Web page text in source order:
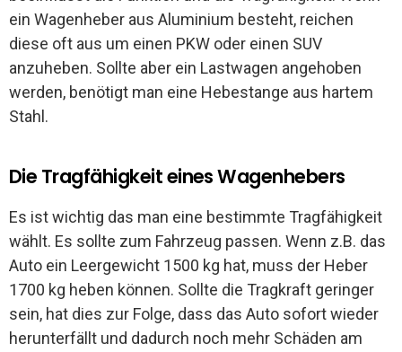
ein Wagenheber aus Aluminium besteht, reichen
diese oft aus um einen PKW oder einen SUV
anzuheben. Sollte aber ein Lastwagen angehoben
werden, benötigt man eine Hebestange aus hartem
Stahl.
Die Tragfähigkeit eines Wagenhebers
Es ist wichtig das man eine bestimmte Tragfähigkeit
wählt. Es sollte zum Fahrzeug passen. Wenn z.B. das
Auto ein Leergewicht 1500 kg hat, muss der Heber
1700 kg heben können. Sollte die Tragkraft geringer
sein, hat dies zur Folge, dass das Auto sofort wieder
herunterfällt und dadurch noch mehr Schäden am